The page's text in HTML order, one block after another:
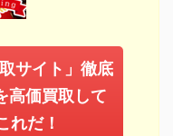
サイト」徹底
高価買取して
れだ！